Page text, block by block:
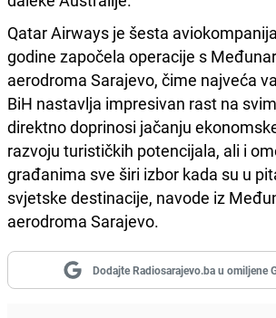
Qatar Airways je šesta
godine započela operacije s
aerodroma Sarajevo, čime najveća
BiH nastavlja impresivan rast na
direktno doprinosi jačanju
razvoju turističkih potencijala, ali i
građanima sve širi izbor kada su u
svjetske destinacije, navode iz
aerodroma Sarajevo.
Dodajte Radiosarajevo.ba u omiljene